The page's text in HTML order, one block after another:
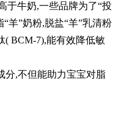
于牛奶,一些品牌为了“投
羊”奶粉,脱盐“羊”乳清粉
( BCM-7),能有效降低敏
分,不但能助力宝宝对脂